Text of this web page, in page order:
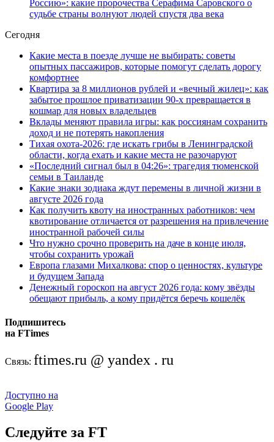
Россию»: какие пророчества Серафима Саровского о
судьбе страны волнуют людей спустя два века
Сегодня
Какие места в поезде лучше не выбирать: советы
опытных пассажиров, которые помогут сделать дорогу
комфортнее
Квартира за 8 миллионов рублей и «вечный жилец»: как
забытое прошлое приватизации 90-х превращается в
кошмар для новых владельцев
Вклады меняют правила игры: как россиянам сохранить
доход и не потерять накопления
Тихая охота-2026: где искать грибы в Ленинградской
области, когда ехать и какие места не разочаруют
«Последний сигнал был в 04:26»: трагедия тюменской
семьи в Таиланде
Какие знаки зодиака ждут перемены в личной жизни в
августе 2026 года
Как получить квоту на иностранных работников: чем
квотирование отличается от разрешения на привлечение
иностранной рабочей силы
Что нужно срочно проверить на даче в конце июля,
чтобы сохранить урожай
Европа глазами Михалкова: спор о ценностях, культуре
и будущем Запада
Денежный гороскоп на август 2026 года: кому звёзды
обещают прибыль, а кому придётся беречь кошелёк
Подпишитесь
на FTimes
Связь: ftimes.ru @ yandex . ru
Доступно на
Google Play
Следуйте за FT